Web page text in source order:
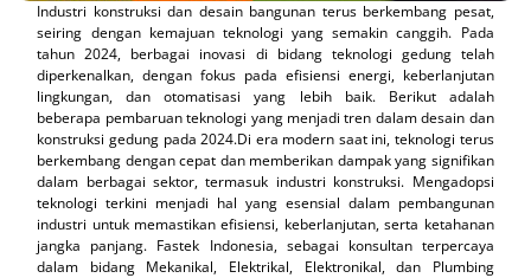
Industri konstruksi dan desain bangunan terus berkembang pesat,
seiring dengan kemajuan teknologi yang semakin canggih. Pada
tahun 2024, berbagai inovasi di bidang teknologi gedung telah
diperkenalkan, dengan fokus pada efisiensi energi, keberlanjutan
lingkungan, dan otomatisasi yang lebih baik. Berikut adalah
beberapa pembaruan teknologi yang menjadi tren dalam desain dan
konstruksi gedung pada 2024.Di era modern saat ini, teknologi terus
berkembang dengan cepat dan memberikan dampak yang signifikan
dalam berbagai sektor, termasuk industri konstruksi. Mengadopsi
teknologi terkini menjadi hal yang esensial dalam pembangunan
industri untuk memastikan efisiensi, keberlanjutan, serta ketahanan
jangka panjang. Fastek Indonesia, sebagai konsultan terpercaya
dalam bidang Mekanikal, Elektrikal, Elektronikal, dan Plumbing